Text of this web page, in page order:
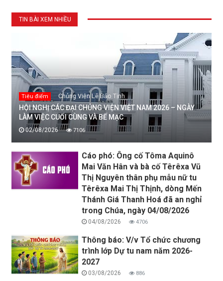
TIN BÀI XEM NHIỀU
Tiêu điểm Chủng Viện Lê Bảo Tịnh
HỘI NGHỊ CÁC ĐẠI CHỦNG VIỆN VIỆT NAM 2026 – NGÀY
LÀM VIỆC CUỐI CÙNG VÀ BẾ MẠC
02/08/2026 7106
Cáo phó: Ông cố Tôma Aquinô
Mai Văn Hân và bà cố Têrêxa Vũ
Thị Nguyên thân phụ mẫu nữ tu
Têrêxa Mai Thị Thịnh, dòng Mến
Thánh Giá Thanh Hoá đã an nghỉ
trong Chúa, ngày 04/08/2026
04/08/2026 4706
Thông báo: V/v Tổ chức chương
trình lớp Dự tu nam năm 2026-
2027
03/08/2026 886